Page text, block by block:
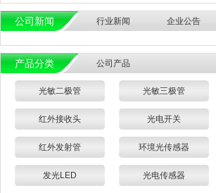
公司新闻 行业新闻 企业公告
产品分类 公司产品
光敏二极管 光敏三极管
红外接收头 光电开关
红外发射管 环境光传感器
发光LED 光电传感器